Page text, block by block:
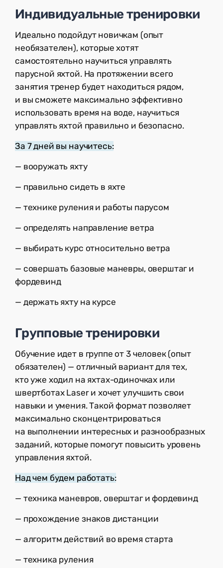
Индивидуальные тренировки
Идеально подойдут новичкам (опыт
необязателен), которые хотят
самостоятельно научиться управлять
парусной яхтой. На протяжении всего
занятия тренер будет находиться рядом,
и вы сможете максимально эффективно
использовать время на воде, научиться
управлять яхтой правильно и безопасно.
За 7 дней вы научитесь:
— вооружать яхту
— правильно сидеть в яхте
— технике руления и работы парусом
— определять направление ветра
— выбирать курс относительно ветра
— совершать базовые маневры, оверштаг и
фордевинд
— держать яхту на курсе
Групповые тренировки
Обучение идет в группе от 3 человек (опыт
обязателен) — отличный вариант для тех,
кто уже ходил на яхтах-одиночках или
швертботах Laser и хочет улучшить свои
навыки и умения. Такой формат позволяет
максимально сконцентрироваться
на выполнении интересных и разнообразных
заданий, которые помогут повысить уровень
управления яхтой.
Над чем будем работать:
— техника маневров, оверштаг и фордевинд
— прохождение знаков дистанции
— алгоритм действий во время старта
— техника руления